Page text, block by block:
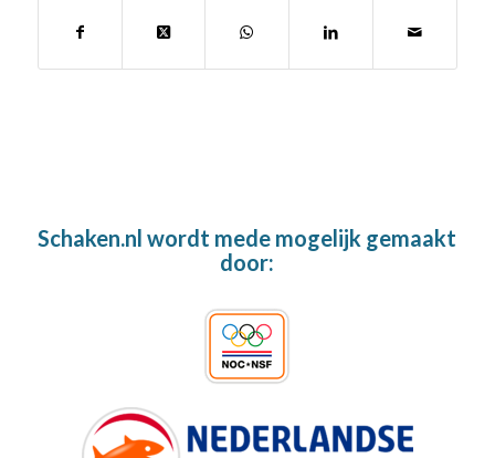
Schaken.nl wordt mede mogelijk gemaakt
door: